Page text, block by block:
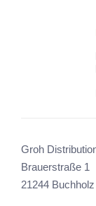
Groh
Brauerstraße 1
21244 Buchholz